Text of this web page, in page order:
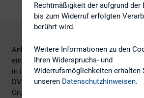
Anlässlich der DIRK-Jahreskonferenz
ein Update des Best Practice-
in ihrer Version 3.0 weisen erstmalig die
DVFA-Perception Profiles aus. Im Update
Grundsätze werden nunmehr
Rechtmäßigkeit der aufgrund der
bis zum Widerruf erfolgten
berührt wird.
Weitere Informationen zu den
Ihren Widerspruchs- und
Widerrufsmöglichkeiten erhalten
unseren Datenschutzhinweisen.